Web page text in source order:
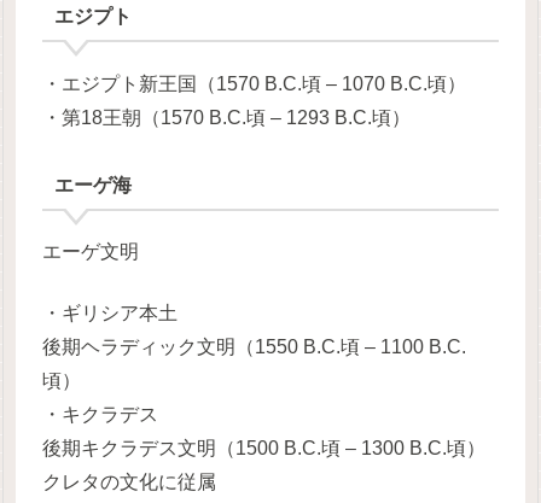
エジプト
・エジプト新王国（1570 B.C.頃 – 1070 B.C.頃）
・第18王朝（1570 B.C.頃 – 1293 B.C.頃）
エーゲ海
エーゲ文明
・ギリシア本土
後期ヘラディック文明（1550 B.C.頃 – 1100 B.C.
頃）
・キクラデス
後期キクラデス文明（1500 B.C.頃 – 1300 B.C.頃）
クレタの文化に従属